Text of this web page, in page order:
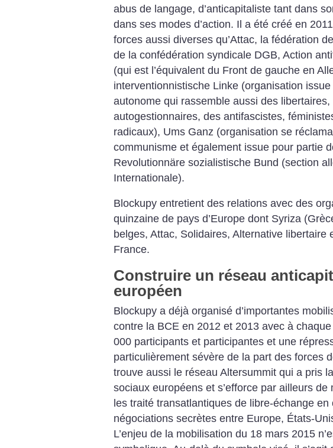
abus de langage, d’anticapitaliste tant dans
dans ses modes d’action. Il a été créé en
forces aussi diverses qu’Attac, la fédération
de la confédération syndicale DGB, Action
(qui est l’équivalent du Front de gauche en
interventionnistische Linke (organisation
autonome qui rassemble aussi des libertaires,
autogestionnaires, des antifascistes,
radicaux), Ums Ganz (organisation se
communisme et également issue pour partie
Revolutionnäre sozialistische Bund (section
Internationale).
Blockupy entretient des relations avec des
quinzaine de pays d’Europe dont Syriza
belges, Attac, Solidaires, Alternative libertaire
France.
Construire un réseau
européen
Blockupy a déjà organisé d’importantes
contre la BCE en 2012 et 2013 avec à
000 participants et participantes et une
particulièrement sévère de la part des forces
trouve aussi le réseau Altersummit qui a pris
sociaux européens et s’efforce par ailleurs de
les traité transatlantiques de libre-échange en
négociations secrètes entre Europe, États-
L’enjeu de la mobilisation du 18 mars 2015